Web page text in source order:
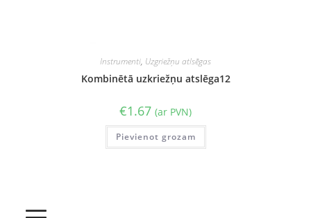
Instrumenti, Uzgriežņu atlsēgas
Kombinētā uzkriežņu atslēga12
€1.67 (ar PVN)
Pievienot grozam